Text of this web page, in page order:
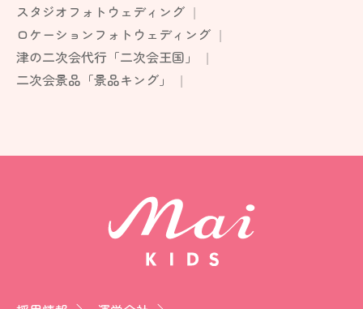
スタジオフォトウェディング
ロケーションフォトウェディング
津の二次会代行「二次会王国」
二次会景品「景品キング」